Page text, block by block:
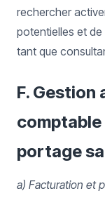
rechercher
potentielles et
tant que
F.
portage
a) Facturation et